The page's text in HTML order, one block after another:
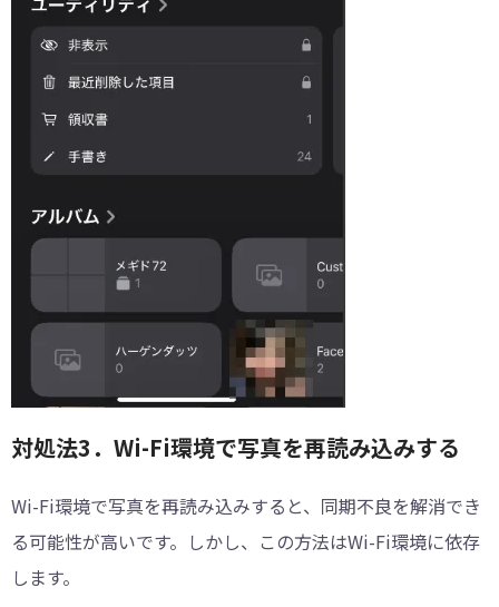
対処法3．Wi-Fi環境で写真を再読み込みする
Wi-Fi環境で写真を再読み込みすると、同期不良を解消でき
る可能性が高いです。しかし、この方法はWi-Fi環境に依存
します。